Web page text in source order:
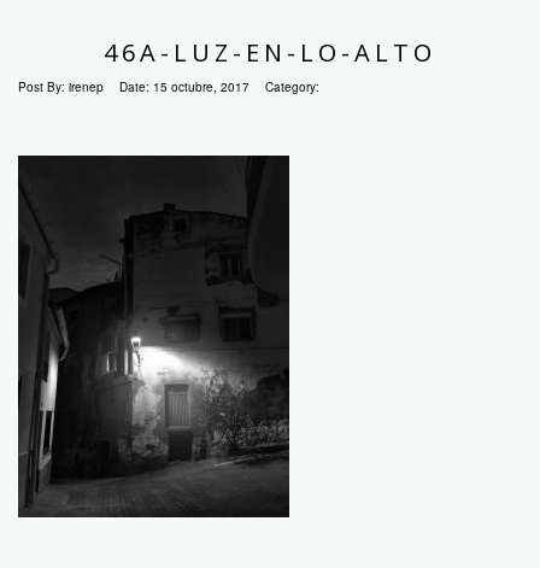
46A-LUZ-EN-LO-ALTO
Post By: irenep Date: 15 octubre, 2017 Category: